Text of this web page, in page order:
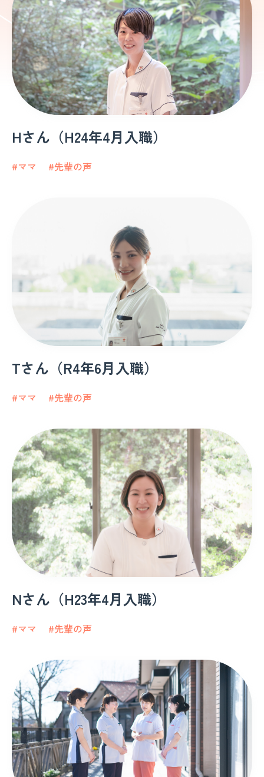
Hさん（H24年4月入職）
#ママ #先輩の声
Tさん（R4年6月入職）
#ママ #先輩の声
Nさん（H23年4月入職）
#ママ #先輩の声